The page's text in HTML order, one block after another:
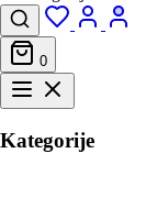
0
Kategorije